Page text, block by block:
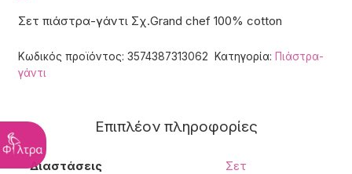
Σετ πιάστρα-γάντι Σχ.Grand chef 100% cotton
Κωδικός προϊόντος: 3574387313062 Κατηγορία: Πιάστρα-
γάντι
Επιπλέον πληροφορίες
Διαστάσεις Σετ